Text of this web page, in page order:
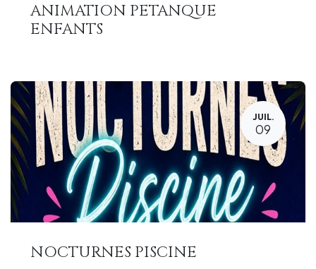
ANIMATION PETANQUE
ENFANTS
JUIL.
09
NOCTURNES PISCINE